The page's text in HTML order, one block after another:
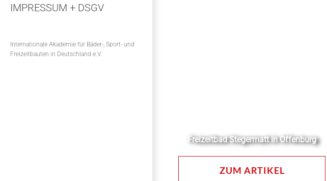
IMPRESSUM + DSGV
Internationale Akademie für Bäder-, Sport- und
Freizeitbauten in Deutschland e.V.
Freizeitbad Stegermatt in Offenburg
ZUM ARTIKEL